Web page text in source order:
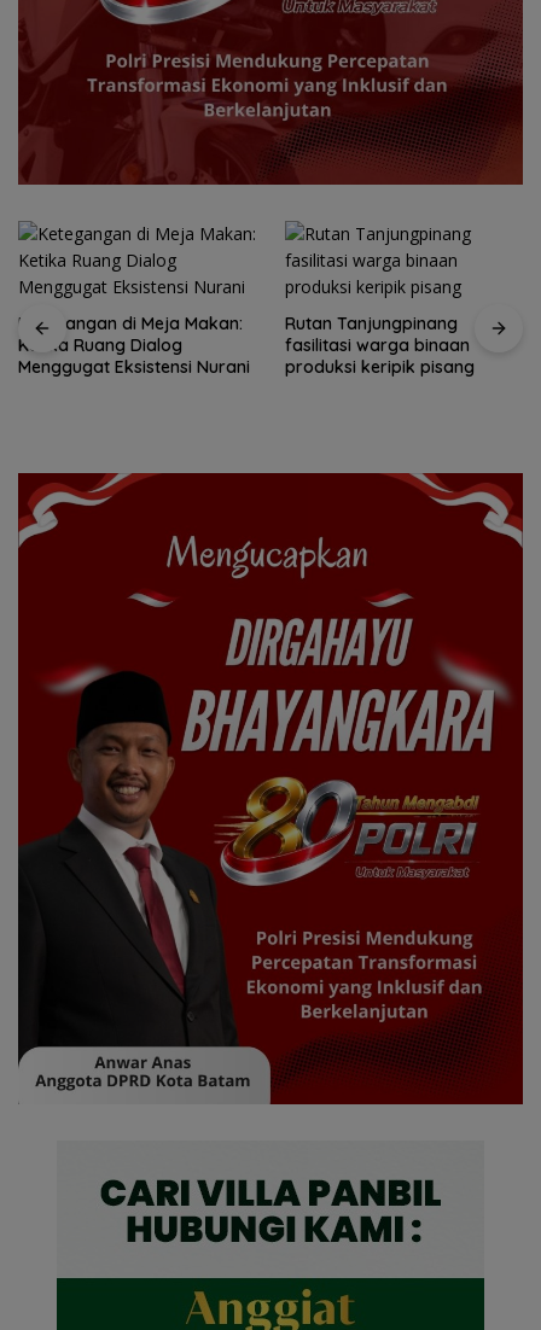
Ketegangan di Meja Makan:
Ketika Ruang Dialog
Menggugat Eksistensi Nurani
Rutan Tanjungpinang
fasilitasi warga binaan
produksi keripik pisang